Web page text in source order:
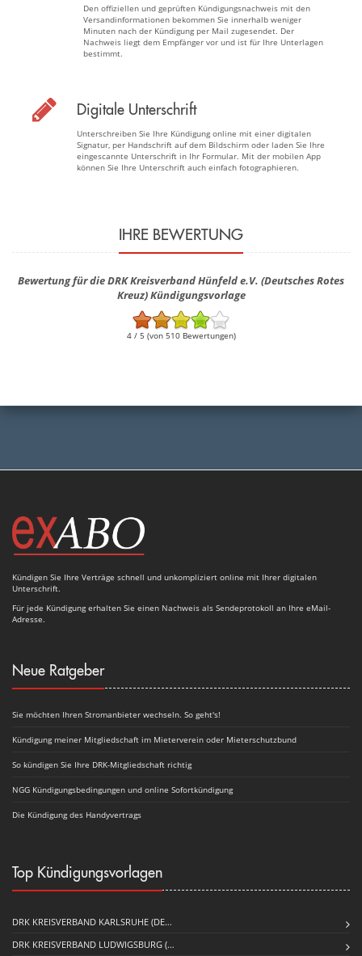
Den offiziellen und geprüften Kündigungsnachweis mit den
Versandinformationen bekommen Sie innerhalb weniger
Minuten nach der Kündigung per Mail zugesendet. Der
Nachweis liegt dem Empfänger vor und ist für Ihre Unterlagen
bestimmt.
Digitale Unterschrift
Unterschreiben Sie Ihre Kündigung online mit einer digitalen
Signatur, per Handschrift auf dem Bildschirm oder laden Sie Ihre
eingescannte Unterschrift in Ihr Formular. Mit der mobilen App
können Sie Ihre Unterschrift auch einfach fotographieren.
IHRE BEWERTUNG
Bewertung für die DRK Kreisverband Hünfeld e.V. (Deutsches Rotes
Kreuz) Kündigungsvorlage
4 / 5 (von 510 Bewertungen)
Kündigen Sie Ihre Verträge schnell und unkompliziert online mit Ihrer digitalen
Unterschrift.
Für jede Kündigung erhalten Sie einen Nachweis als Sendeprotokoll an Ihre eMail-
Adresse.
Neue Ratgeber
Sie möchten Ihren Stromanbieter wechseln. So geht's!
Kündigung meiner Mitgliedschaft im Mieterverein oder Mieterschutzbund
So kündigen Sie Ihre DRK-Mitgliedschaft richtig
NGG Kündigungsbedingungen und online Sofortkündigung
Die Kündigung des Handyvertrags
Top Kündigungsvorlagen
DRK KREISVERBAND KARLSRUHE (DE…
DRK KREISVERBAND LUDWIGSBURG (…